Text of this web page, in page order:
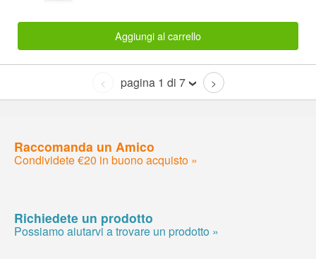
Aggiungi al carrello
< pagina 1 di 7 >
Raccomanda un Amico
Condividete €20 in buono acquisto »
Richiedete un prodotto
Possiamo aiutarvi a trovare un prodotto »